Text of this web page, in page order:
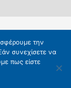
την
συνεχίσετε να
πως είστε